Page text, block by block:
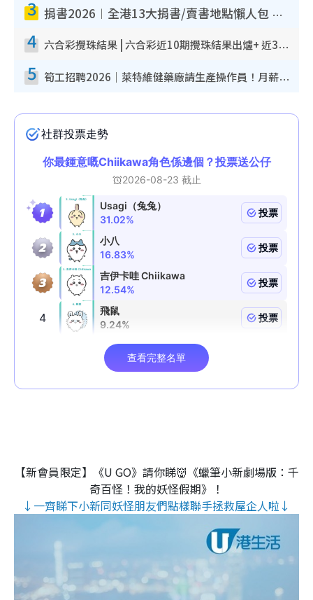
3 捐書2026︱全港13大捐書/賣書地點懶人包 二手課本最高$150＋舊書換免費咖啡/戲票
4 六合彩攪珠結果 | 六合彩近10期攪珠結果出爐+ 近30期最旺熱門中獎號碼
5 筍工招聘2026｜萊特維健藥廠請生產操作員！月薪高達$1.7萬 冷氣廠房/五天工作/保證雙糧
【新會員限定】《U GO》請你睇👹《蠟筆小新劇場版：千
奇百怪！我的妖怪假期》！
↓一齊睇下小新同妖怪朋友們點樣聯手拯救屋企人啦↓